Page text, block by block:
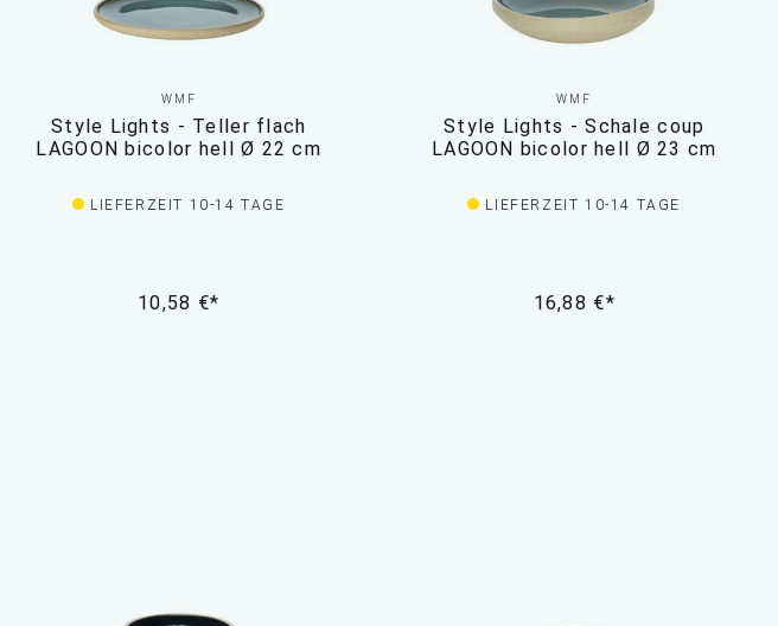
WMF
Style Lights - Teller flach
LAGOON bicolor hell Ø 22 cm
LIEFERZEIT 10-14 TAGE
10,58 €*
WMF
Style Lights - Schale coup
LAGOON bicolor hell Ø 23 cm
LIEFERZEIT 10-14 TAGE
16,88 €*